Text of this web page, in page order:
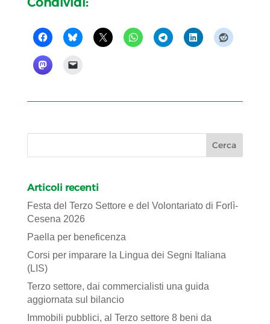
Articoli recenti
Festa del Terzo Settore e del Volontariato di Forlì-
Cesena 2026
Paella per beneficenza
Corsi per imparare la Lingua dei Segni Italiana
(LIS)
Terzo settore, dai commercialisti una guida
aggiornata sul bilancio
Immobili pubblici, al Terzo settore 8 beni da